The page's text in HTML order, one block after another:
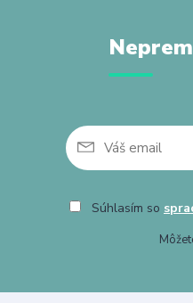
Súhlasím so